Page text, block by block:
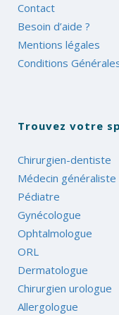
Contact
Besoin d’aide ?
Mentions légales
Conditions
Trouvez votre
Chirurgien-dentiste
Médecin généraliste
Pédiatre
Gynécologue
Ophtalmologue
ORL
Dermatologue
Chirurgien urologue
Allergologue